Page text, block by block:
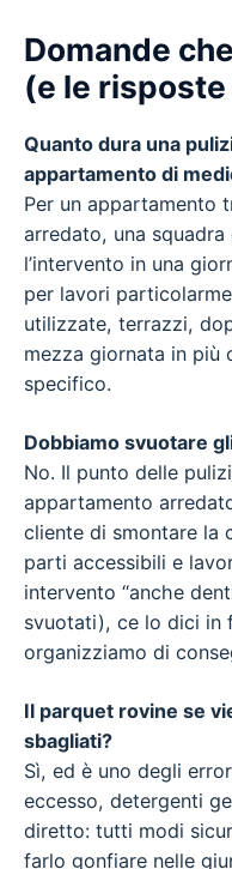
Domande
(e le
Quanto dura una
appartamento di
Per un appartamento
arredato, una
l’intervento in una
per lavori
utilizzate, terrazzi,
mezza giornata in più
specifico.
Dobbiamo svuotare
No. Il punto delle
appartamento
cliente di smontare la
parti accessibili e
intervento “anche
svuotati), ce lo dici in
organizziamo di
Il parquet rovine se
sbagliati?
Sì, ed è uno degli
eccesso, detergenti
diretto: tutti modi
farlo gonfiare nelle